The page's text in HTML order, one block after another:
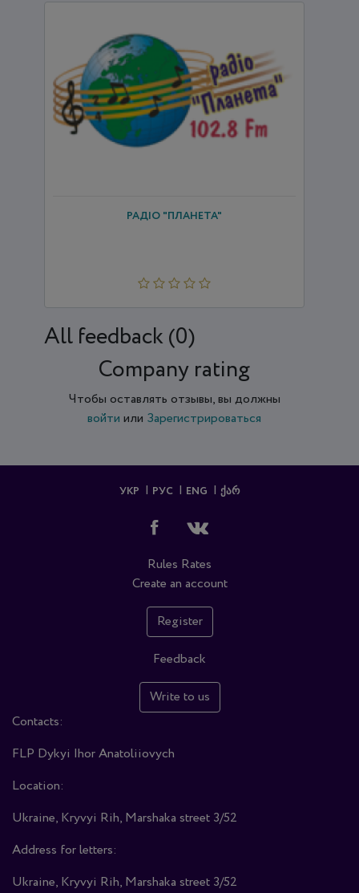
РАДІО "ПЛАНЕТА"
All feedback (0)
Company rating
Чтобы оставлять отзывы, вы должны
войти или Зарегистрироваться
УКР РУС ENG ᲥᲐᲠ
Rules Rates
Create an account
Register
Feedback
Write to us
Contacts:
FLP Dykyi Ihor Anatoliiovych
Location:
Ukraine, Kryvyi Rih, Marshaka street 3/52
Address for letters:
Ukraine, Kryvyi Rih, Marshaka street 3/52